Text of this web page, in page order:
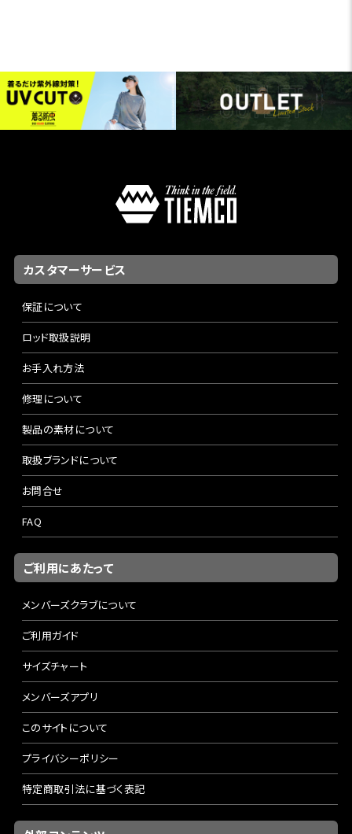
カスタマーサービス
保証について
ロッド取扱説明
お手入れ方法
修理について
製品の素材について
取扱ブランドについて
お問合せ
FAQ
ご利用にあたって
メンバーズクラブについて
ご利用ガイド
サイズチャート
メンバーズアプリ
このサイトについて
プライバシーポリシー
特定商取引法に基づく表記